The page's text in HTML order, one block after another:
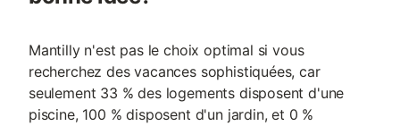
Mantilly n'est pas le choix optimal si vous
recherchez des vacances sophistiquées, car
seulement 33 % des logements disposent d'une
piscine, 100 % disposent d'un jardin, et 0 %